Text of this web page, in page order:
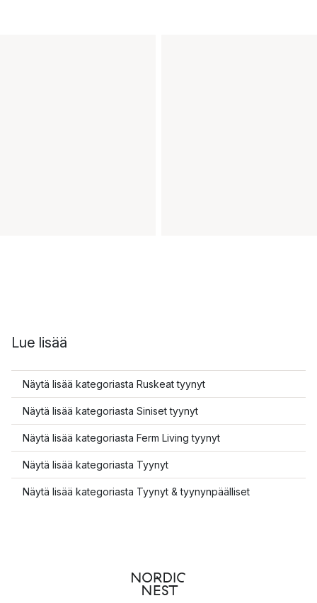
Lue lisää
Näytä lisää kategoriasta Ruskeat tyynyt
Näytä lisää kategoriasta Siniset tyynyt
Näytä lisää kategoriasta Ferm Living tyynyt
Näytä lisää kategoriasta Tyynyt
Näytä lisää kategoriasta Tyynyt & tyynynpäälliset